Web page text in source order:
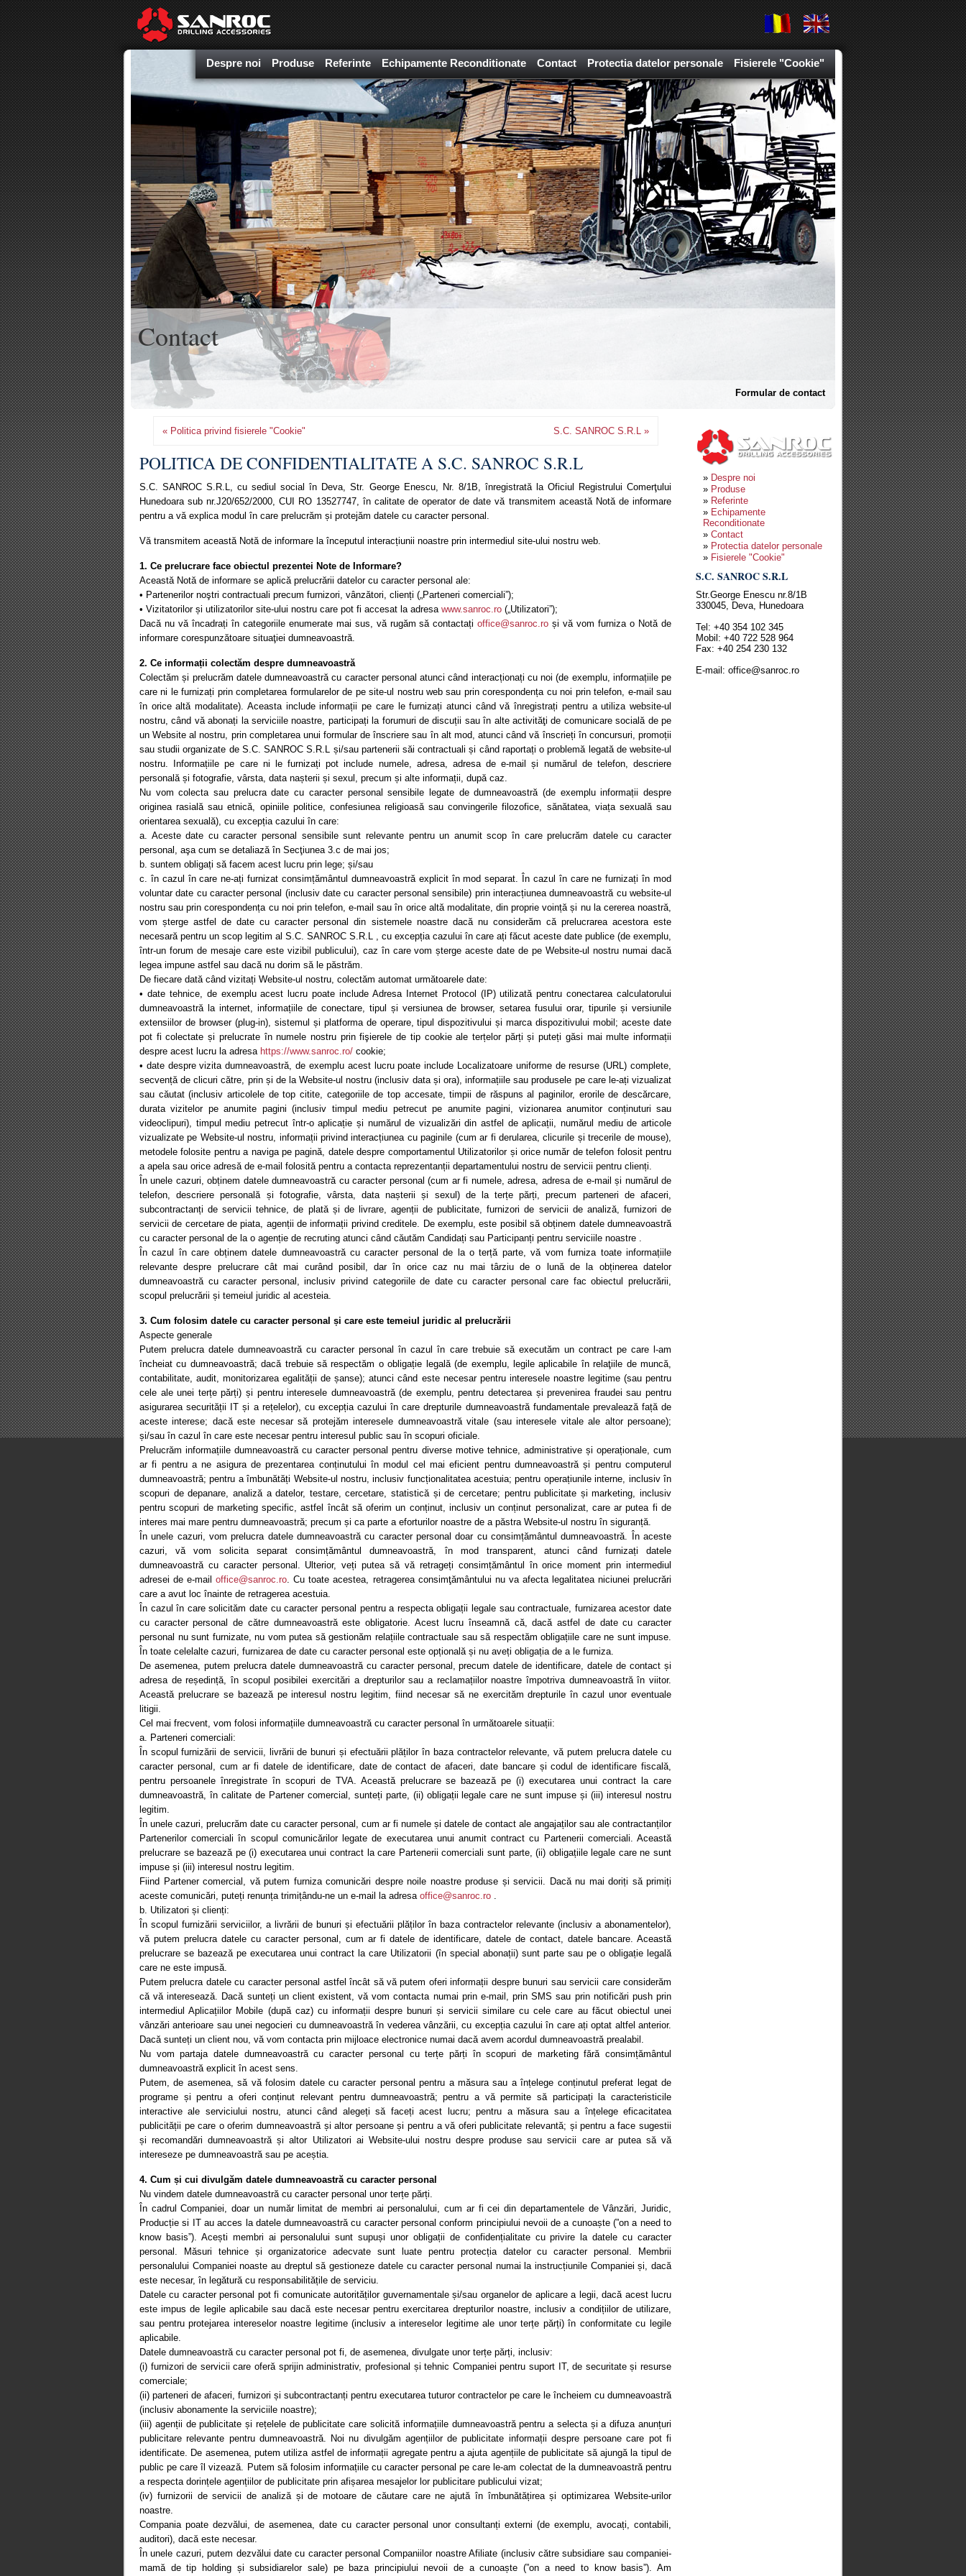
Despre noi Produse Referinte Echipamente Reconditionate Contact Protectia datelor personale Fisierele "Cookie"
Contact
Formular de contact
« Politica privind fisierele "Cookie" S.C. SANROC S.R.L »
POLITICA DE CONFIDENTIALITATE A S.C. SANROC S.R.L
S.C. SANROC S.R.L, cu sediul social în Deva, Str. George Enescu, Nr. 8/1B, înregistrată la Oficiul Registrului Comerţului
Hunedoara sub nr.J20/652/2000, CUI RO 13527747, în calitate de operator de date vă transmitem această Notă de informare
pentru a vă explica modul în care prelucrăm și protejăm datele cu caracter personal.
Vă transmitem această Notă de informare la începutul interacțiunii noastre prin intermediul site-ului nostru web.
1. Ce prelucrare face obiectul prezentei Note de Informare?
Această Notă de informare se aplică prelucrării datelor cu caracter personal ale:
• Partenerilor noştri contractuali precum furnizori, vânzători, clienți („Parteneri comerciali”);
• Vizitatorilor și utilizatorilor site-ului nostru care pot fi accesat la adresa www.sanroc.ro („Utilizatori”);
Dacă nu vă încadrați în categoriile enumerate mai sus, vă rugăm să contactațioffice@sanroc.ro și vă vom furniza o Notă de
informare corespunzătoare situaţiei dumneavoastră.
2. Ce informații colectăm despre dumneavoastră
Colectăm și prelucrăm datele dumneavoastră cu caracter personal atunci când interacționați cu noi (de exemplu, informațiile pe
care ni le furnizați prin completarea formularelor de pe site-ul nostru web sau prin corespondența cu noi prin telefon, e-mail sau
în orice altă modalitate). Aceasta include informații pe care le furnizați atunci când vă înregistrați pentru a utiliza website-ul
nostru, când vă abonați la serviciile noastre, participați la forumuri de discuții sau în alte activităţi de comunicare socială de pe
un Website al nostru, prin completarea unui formular de înscriere sau în alt mod, atunci când vă înscrieți în concursuri, promoții
sau studii organizate de S.C. SANROC S.R.L și/sau partenerii săi contractuali și când raportați o problemă legată de website-ul
nostru. Informațiile pe care ni le furnizați pot include numele, adresa, adresa de e-mail și numărul de telefon, descriere
personală și fotografie, vârsta, data nașterii și sexul, precum și alte informații, după caz.
Nu vom colecta sau prelucra date cu caracter personal sensibile legate de dumneavoastră (de exemplu informații despre
originea rasială sau etnică, opiniile politice, confesiunea religioasă sau convingerile filozofice, sănătatea, viața sexuală sau
orientarea sexuală), cu excepția cazului în care:
a. Aceste date cu caracter personal sensibile sunt relevante pentru un anumit scop în care prelucrăm datele cu caracter
personal, aşa cum se detaliază în Secţiunea 3.c de mai jos;
b. suntem obligați să facem acest lucru prin lege; și/sau
c. în cazul în care ne-ați furnizat consimțământul dumneavoastră explicit în mod separat. În cazul în care ne furnizați în mod
voluntar date cu caracter personal (inclusiv date cu caracter personal sensibile) prin interacțiunea dumneavoastră cu website-ul
nostru sau prin corespondența cu noi prin telefon, e-mail sau în orice altă modalitate, din proprie voință și nu la cererea noastră,
vom șterge astfel de date cu caracter personal din sistemele noastre dacă nu considerăm că prelucrarea acestora este
necesară pentru un scop legitim al S.C. SANROC S.R.L , cu excepția cazului în care ați făcut aceste date publice (de exemplu,
într-un forum de mesaje care este vizibil publicului), caz în care vom șterge aceste date de pe Website-ul nostru numai dacă
legea impune astfel sau dacă nu dorim să le păstrăm.
De fiecare dată când vizitați Website-ul nostru, colectăm automat următoarele date:
• date tehnice, de exemplu acest lucru poate include Adresa Internet Protocol (IP) utilizată pentru conectarea calculatorului
dumneavoastră la internet, informațiile de conectare, tipul și versiunea de browser, setarea fusului orar, tipurile și versiunile
extensiilor de browser (plug-in), sistemul și platforma de operare, tipul dispozitivului și marca dispozitivului mobil; aceste date
pot fi colectate și prelucrate în numele nostru prin fişierele de tip cookie ale terțelor părți și puteți găsi mai multe informații
despre acest lucru la adresa https://www.sanroc.ro/ cookie;
• date despre vizita dumneavoastră, de exemplu acest lucru poate include Localizatoare uniforme de resurse (URL) complete,
secvență de clicuri către, prin și de la Website-ul nostru (inclusiv data și ora), informațiile sau produsele pe care le-ați vizualizat
sau căutat (inclusiv articolele de top citite, categoriile de top accesate, timpii de răspuns al paginilor, erorile de descărcare,
durata vizitelor pe anumite pagini (inclusiv timpul mediu petrecut pe anumite pagini, vizionarea anumitor conținuturi sau
videoclipuri), timpul mediu petrecut într-o aplicație și numărul de vizualizări din astfel de aplicații, numărul mediu de articole
vizualizate pe Website-ul nostru, informații privind interacțiunea cu paginile (cum ar fi derularea, clicurile și trecerile de mouse),
metodele folosite pentru a naviga pe pagină, datele despre comportamentul Utilizatorilor și orice număr de telefon folosit pentru
a apela sau orice adresă de e-mail folosită pentru a contacta reprezentanții departamentului nostru de servicii pentru clienți.
În unele cazuri, obținem datele dumneavoastră cu caracter personal (cum ar fi numele, adresa, adresa de e-mail și numărul de
telefon, descriere personală și fotografie, vârsta, data nașterii și sexul) de la terțe părți, precum parteneri de afaceri,
subcontractanți de servicii tehnice, de plată și de livrare, agenții de publicitate, furnizori de servicii de analiză, furnizori de
servicii de cercetare de piata, agenții de informații privind creditele. De exemplu, este posibil să obținem datele dumneavoastră
cu caracter personal de la o agenție de recruting atunci când căutăm Candidați sau Participanți pentru serviciile noastre .
În cazul în care obținem datele dumneavoastră cu caracter personal de la o terță parte, vă vom furniza toate informațiile
relevante despre prelucrare cât mai curând posibil, dar în orice caz nu mai târziu de o lună de la obținerea datelor
dumneavoastră cu caracter personal, inclusiv privind categoriile de date cu caracter personal care fac obiectul prelucrării,
scopul prelucrării și temeiul juridic al acesteia.
3. Cum folosim datele cu caracter personal și care este temeiul juridic al prelucrării
Aspecte generale
Putem prelucra datele dumneavoastră cu caracter personal în cazul în care trebuie să executăm un contract pe care l-am
încheiat cu dumneavoastră; dacă trebuie să respectăm o obligație legală (de exemplu, legile aplicabile în relaţiile de muncă,
contabilitate, audit, monitorizarea egalității de șanse); atunci când este necesar pentru interesele noastre legitime (sau pentru
cele ale unei terțe părți) și pentru interesele dumneavoastră (de exemplu, pentru detectarea și prevenirea fraudei sau pentru
asigurarea securității IT și a rețelelor), cu excepția cazului în care drepturile dumneavoastră fundamentale prevalează față de
aceste interese; dacă este necesar să protejăm interesele dumneavoastră vitale (sau interesele vitale ale altor persoane);
și/sau în cazul în care este necesar pentru interesul public sau în scopuri oficiale.
Prelucrăm informațiile dumneavoastră cu caracter personal pentru diverse motive tehnice, administrative și operaționale, cum
ar fi pentru a ne asigura de prezentarea conținutului în modul cel mai eficient pentru dumneavoastră și pentru computerul
dumneavoastră; pentru a îmbunătăți Website-ul nostru, inclusiv funcționalitatea acestuia; pentru operațiunile interne, inclusiv în
scopuri de depanare, analiză a datelor, testare, cercetare, statistică și de cercetare; pentru publicitate și marketing, inclusiv
pentru scopuri de marketing specific, astfel încât să oferim un conținut, inclusiv un conținut personalizat, care ar putea fi de
interes mai mare pentru dumneavoastră; precum și ca parte a eforturilor noastre de a păstra Website-ul nostru în siguranță.
În unele cazuri, vom prelucra datele dumneavoastră cu caracter personal doar cu consimțământul dumneavoastră. În aceste
cazuri, vă vom solicita separat consimțământul dumneavoastră, în mod transparent, atunci când furnizați datele
dumneavoastră cu caracter personal. Ulterior, veți putea să vă retrageți consimțământul în orice moment prin intermediul
adresei de e-mailoffice@sanroc.ro. Cu toate acestea, retragerea consimţământului nu va afecta legalitatea niciunei prelucrări
care a avut loc înainte de retragerea acestuia.
În cazul în care solicităm date cu caracter personal pentru a respecta obligații legale sau contractuale, furnizarea acestor date
cu caracter personal de către dumneavoastră este obligatorie. Acest lucru înseamnă că, dacă astfel de date cu caracter
personal nu sunt furnizate, nu vom putea să gestionăm relațiile contractuale sau să respectăm obligațiile care ne sunt impuse.
În toate celelalte cazuri, furnizarea de date cu caracter personal este opțională și nu aveți obligația de a le furniza.
De asemenea, putem prelucra datele dumneavoastră cu caracter personal, precum datele de identificare, datele de contact și
adresa de reședință, în scopul posibilei exercitări a drepturilor sau a reclamațiilor noastre împotriva dumneavoastră în viitor.
Această prelucrare se bazează pe interesul nostru legitim, fiind necesar să ne exercităm drepturile în cazul unor eventuale
litigii.
Cel mai frecvent, vom folosi informațiile dumneavoastră cu caracter personal în următoarele situații:
a. Parteneri comerciali:
În scopul furnizării de servicii, livrării de bunuri și efectuării plăților în baza contractelor relevante, vă putem prelucra datele cu
caracter personal, cum ar fi datele de identificare, date de contact de afaceri, date bancare și codul de identificare fiscală,
pentru persoanele înregistrate în scopuri de TVA. Această prelucrare se bazează pe (i) executarea unui contract la care
dumneavoastră, în calitate de Partener comercial, sunteți parte, (ii) obligații legale care ne sunt impuse și (iii) interesul nostru
legitim.
În unele cazuri, prelucrăm date cu caracter personal, cum ar fi numele și datele de contact ale angajaților sau ale contractanților
Partenerilor comerciali în scopul comunicărilor legate de executarea unui anumit contract cu Partenerii comerciali. Această
prelucrare se bazează pe (i) executarea unui contract la care Partenerii comerciali sunt parte, (ii) obligațiile legale care ne sunt
impuse și (iii) interesul nostru legitim.
Fiind Partener comercial, vă putem furniza comunicări despre noile noastre produse și servicii. Dacă nu mai doriți să primiți
aceste comunicări, puteți renunța trimițându-ne un e-mail la adresa office@sanroc.ro .
b. Utilizatori și clienți:
În scopul furnizării serviciilor, a livrării de bunuri și efectuării plăților în baza contractelor relevante (inclusiv a abonamentelor),
vă putem prelucra datele cu caracter personal, cum ar fi datele de identificare, datele de contact, datele bancare. Această
prelucrare se bazează pe executarea unui contract la care Utilizatorii (în special abonații) sunt parte sau pe o obligație legală
care ne este impusă.
Putem prelucra datele cu caracter personal astfel încât să vă putem oferi informații despre bunuri sau servicii care considerăm
că vă interesează. Dacă sunteți un client existent, vă vom contacta numai prin e-mail, prin SMS sau prin notificări push prin
intermediul Aplicațiilor Mobile (după caz) cu informații despre bunuri și servicii similare cu cele care au făcut obiectul unei
vânzări anterioare sau unei negocieri cu dumneavoastră în vederea vânzării, cu excepția cazului în care ați optat altfel anterior.
Dacă sunteți un client nou, vă vom contacta prin mijloace electronice numai dacă avem acordul dumneavoastră prealabil.
Nu vom partaja datele dumneavoastră cu caracter personal cu terțe părți în scopuri de marketing fără consimțământul
dumneavoastră explicit în acest sens.
Putem, de asemenea, să vă folosim datele cu caracter personal pentru a măsura sau a înțelege conținutul preferat legat de
programe și pentru a oferi conținut relevant pentru dumneavoastră; pentru a vă permite să participați la caracteristicile
interactive ale serviciului nostru, atunci când alegeți să faceți acest lucru; pentru a măsura sau a înțelege eficacitatea
publicității pe care o oferim dumneavoastră și altor persoane și pentru a vă oferi publicitate relevantă; și pentru a face sugestii
și recomandări dumneavoastră și altor Utilizatori ai Website-ului nostru despre produse sau servicii care ar putea să vă
intereseze pe dumneavoastră sau pe aceștia.
4. Cum și cui divulgăm datele dumneavoastră cu caracter personal
Nu vindem datele dumneavoastră cu caracter personal unor terțe părți.
În cadrul Companiei, doar un număr limitat de membri ai personalului, cum ar fi cei din departamentele de Vânzări, Juridic,
Producție si IT au acces la datele dumneavoastră cu caracter personal conform principiului nevoii de a cunoaște (”on a need to
know basis”). Acești membri ai personalului sunt supuși unor obligații de confidențialitate cu privire la datele cu caracter
personal. Măsuri tehnice și organizatorice adecvate sunt luate pentru protecția datelor cu caracter personal. Membrii
personalului Companiei noaste au dreptul să gestioneze datele cu caracter personal numai la instrucțiunile Companiei și, dacă
este necesar, în legătură cu responsabilitățile de serviciu.
Datele cu caracter personal pot fi comunicate autorităților guvernamentale și/sau organelor de aplicare a legii, dacă acest lucru
este impus de legile aplicabile sau dacă este necesar pentru exercitarea drepturilor noastre, inclusiv a condițiilor de utilizare,
sau pentru protejarea intereselor noastre legitime (inclusiv a intereselor legitime ale unor terțe părți) în conformitate cu legile
aplicabile.
Datele dumneavoastră cu caracter personal pot fi, de asemenea, divulgate unor terțe părți, inclusiv:
(i) furnizori de servicii care oferă sprijin administrativ, profesional și tehnic Companiei pentru suport IT, de securitate și resurse
comerciale;
(ii) parteneri de afaceri, furnizori și subcontractanți pentru executarea tuturor contractelor pe care le încheiem cu dumneavoastră
(inclusiv abonamente la serviciile noastre);
(iii) agenții de publicitate și rețelele de publicitate care solicită informațiile dumneavoastră pentru a selecta și a difuza anunțuri
publicitare relevante pentru dumneavoastră. Noi nu divulgăm agențiilor de publicitate informații despre persoane care pot fi
identificate. De asemenea, putem utiliza astfel de informații agregate pentru a ajuta agențiile de publicitate să ajungă la tipul de
public pe care îl vizează. Putem să folosim informațiile cu caracter personal pe care le-am colectat de la dumneavoastră pentru
a respecta dorințele agențiilor de publicitate prin afișarea mesajelor lor publicitare publicului vizat;
(iv) furnizorii de servicii de analiză și de motoare de căutare care ne ajută în îmbunătățirea și optimizarea Website-urilor
noastre.
Compania poate dezvălui, de asemenea, date cu caracter personal unor consultanți externi (de exemplu, avocați, contabili,
auditori), dacă este necesar.
În unele cazuri, putem dezvălui date cu caracter personal Companiilor noastre Afiliate (inclusiv către subsidiare sau companiei-
mamă de tip holding și subsidiarelor sale) pe baza principiului nevoii de a cunoaște (”on a need to know basis”). Am
Despre noi
Produse
Referinte
Echipamente
Reconditionate
Contact
Protectia datelor personale
Fisierele "Cookie"
S.C. SANROC S.R.L
Str.George Enescu nr.8/1B
330045, Deva, Hunedoara
Tel: +40 354 102 345
Mobil: +40 722 528 964
Fax: +40 254 230 132
E-mail: office@sanroc.ro